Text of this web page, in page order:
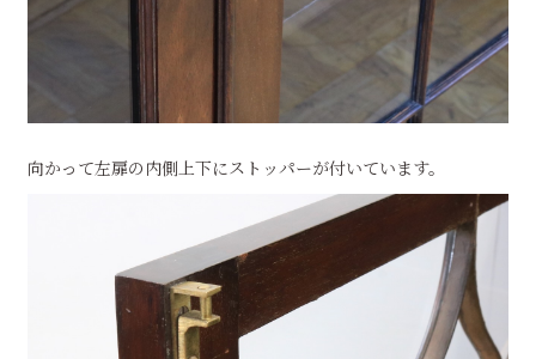
向かって左扉の内側上下にストッパーが付いています。